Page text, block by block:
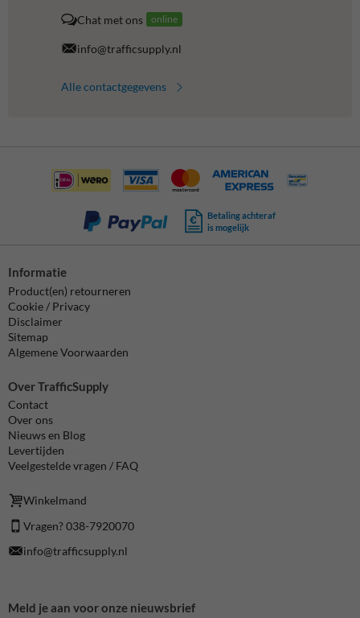
Chat met ons online
info@trafficsupply.nl
Alle contactgegevens
Betaling achteraf
is mogelijk
Informatie
Product(en) retourneren
Cookie / Privacy
Disclaimer
Sitemap
Algemene Voorwaarden
Over TrafficSupply
Contact
Over ons
Nieuws en Blog
Levertijden
Veelgestelde vragen / FAQ
Winkelmand
Vragen? 038-7920070
info@trafficsupply.nl
Meld je aan voor onze nieuwsbrief